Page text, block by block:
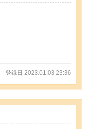
登録日 2023.01.03 23:36